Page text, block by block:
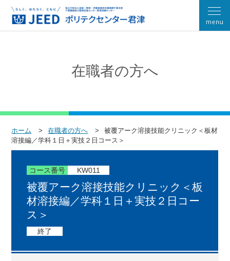
在職者の方へ
ホーム 在職者の方へ
被覆アーク溶接技能クリニック＜板材
溶接編／学科１日＋実技２日コース＞
コース番号 KW011
被覆アーク溶接技能クリニック＜板
材溶接編／学科１日＋実技２日コー
ス＞
終了